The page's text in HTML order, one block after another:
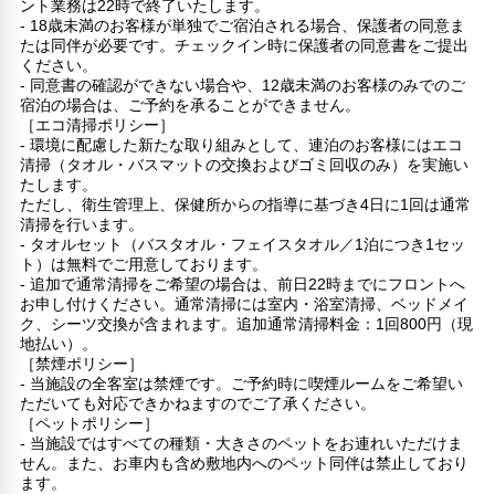
ント業務は22時で終了いたします。
- 18歳未満のお客様が単独でご宿泊される場合、保護者の同意ま
たは同伴が必要です。チェックイン時に保護者の同意書をご提出
ください。
- 同意書の確認ができない場合や、12歳未満のお客様のみでのご
宿泊の場合は、ご予約を承ることができません。
［エコ清掃ポリシー］
- 環境に配慮した新たな取り組みとして、連泊のお客様にはエコ
清掃（タオル・バスマットの交換およびゴミ回収のみ）を実施い
たします。
ただし、衛生管理上、保健所からの指導に基づき4日に1回は通常
清掃を行います。
- タオルセット（バスタオル・フェイスタオル／1泊につき1セッ
ト）は無料でご用意しております。
- 追加で通常清掃をご希望の場合は、前日22時までにフロントへ
お申し付けください。通常清掃には室内・浴室清掃、ベッドメイ
ク、シーツ交換が含まれます。追加通常清掃料金：1回800円（現
地払い）。
［禁煙ポリシー］
- 当施設の全客室は禁煙です。ご予約時に喫煙ルームをご希望い
ただいても対応できかねますのでご了承ください。
［ペットポリシー］
- 当施設ではすべての種類・大きさのペットをお連れいただけま
せん。また、お車内も含め敷地内へのペット同伴は禁止しており
ます。